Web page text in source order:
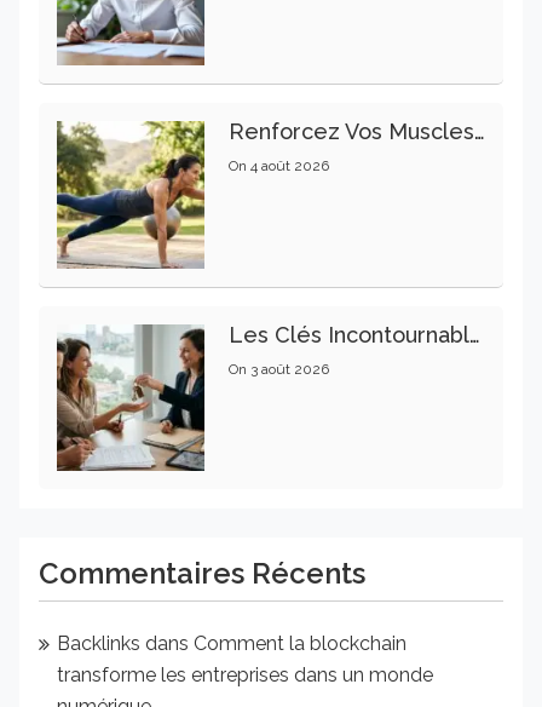
Renforcez Vos Muscles Profonds Pour Apaiser Votre Mal De Dos
On 4 août 2026
Les Clés Incontournables Pour Réussir Vos Transactions Immobilières
On 3 août 2026
Commentaires Récents
Backlinks dans Comment la blockchain
transforme les entreprises dans un monde